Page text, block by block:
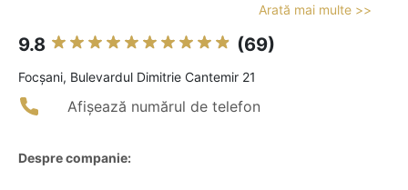
Arată mai multe >>
9.8 (69)
Focşani, Bulevardul Dimitrie Cantemir 21
Afișează numărul de telefon
Despre companie: